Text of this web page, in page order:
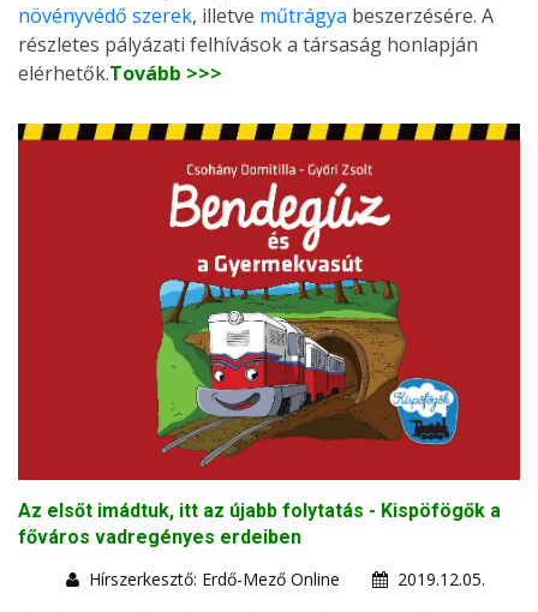
növényvédő szerek, illetve műtrágya beszerzésére. A
részletes pályázati felhívások a társaság honlapján
elérhetők.Tovább >>>
Az elsőt imádtuk, itt az újabb folytatás - Kispöfögők a
főváros vadregényes erdeiben
Hírszerkesztő: Erdő-Mező Online
2019.12.05.